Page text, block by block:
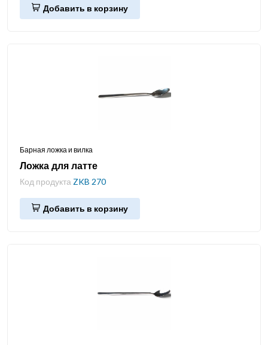
Добавить в корзину
Барная ложка и вилка
Ложка для латте
Код продукта ZKB 270
Добавить в корзину